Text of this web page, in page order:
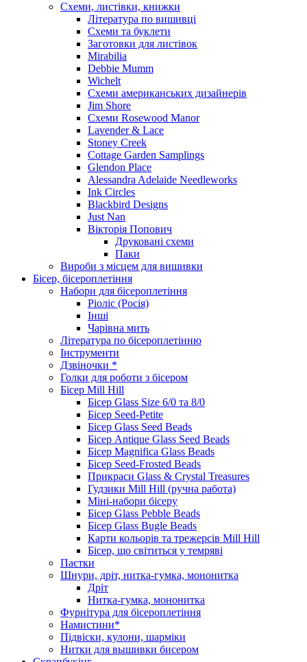
Схеми, листівки, книжки
Література по вишивці
Схеми та буклети
Заготовки для листівок
Mirabilia
Debbie Mumm
Wichelt
Схеми американських дизайнерів
Jim Shore
Cхеми Rosewood Manor
Lavender & Lace
Stoney Creek
Cottage Garden Samplings
Glendon Place
Alessandra Adelaide Needleworks
Ink Circles
Blackbird Designs
Just Nan
Вікторія Попович
Друковані схеми
Паки
Вироби з місцем для вишивки
Бісер, бісероплетіння
Набори для бісероплетіння
Ріоліс (Росія)
Інші
Чарівна мить
Література по бісероплетінню
Інструменти
Дзвіночки *
Голки для роботи з бісером
Бісер Mill Hill
Бісер Glass Size 6/0 та 8/0
Бісер Seed-Petite
Бісер Glass Seed Beads
Бісер Antique Glass Seed Beads
Бісер Magnifica Glass Beads
Бісер Seed-Frosted Beads
Прикраси Glass & Crystal Treasures
Гудзики Mill Hill (ручна работа)
Міні-набори бісеру
Бісер Glass Pebble Beads
Бісер Glass Bugle Beads
Карти кольорів та трежерсів Mill Hill
Бісер, що світиться у темряві
Паєтки
Шнури, дріт, нитка-гумка, мононитка
Дріт
Нитка-гумка, мононитка
Фурнітура для бісероплетіння
Намистини*
Підвіски, кулони, шарміки
Нитки для вышивки бисером